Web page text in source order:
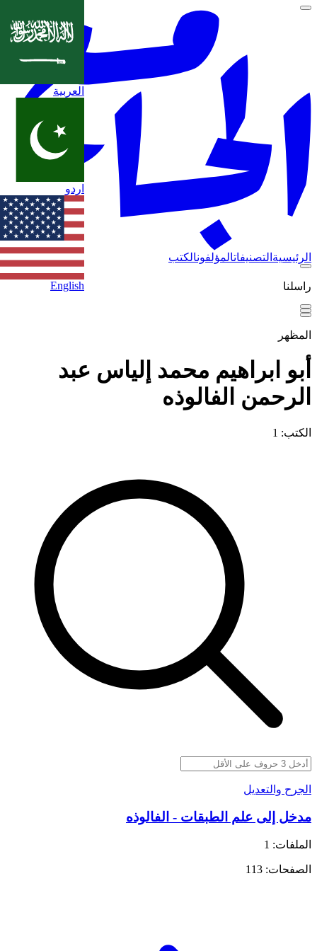
الرئيسية التصنيفاتالمؤلفونالكتب
راسلنا
العربية
اردو
English
المظهر
أبو ابراهيم محمد إلياس عبد
الرحمن الفالوذه
الكتب: 1
الجرح والتعديل
مدخل إلى علم الطبقات - الفالوذه
الملفات: 1
الصفحات: 113